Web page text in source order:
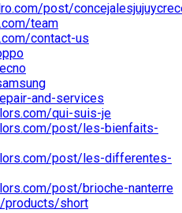
post/
team
contact-us
and-services
qui-suis-je
post/les-bienfaits-
post/les-differentes-
post/brioche-nanterre
products/short